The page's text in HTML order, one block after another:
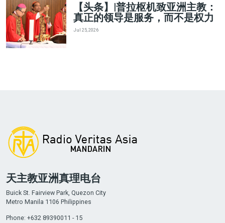
【头条】|普拉枢机致亚洲主教：
真正的领导是服务，而不是权力
Jul 25, 2026
天主教亚洲真理电台
Buick St. Fairview Park, Quezon City
Metro Manila 1106 Philippines
Phone: +632 89390011 - 15